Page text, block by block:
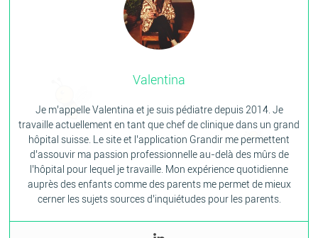
Valentina
Je m’appelle Valentina et je suis pédiatre depuis 2014. Je
travaille actuellement en tant que chef de clinique dans un grand
hôpital suisse. Le site et l’application Grandir me permettent
d’assouvir ma passion professionnelle au-delà des mûrs de
l’hôpital pour lequel je travaille. Mon expérience quotidienne
auprès des enfants comme des parents me permet de mieux
cerner les sujets sources d’inquiétudes pour les parents.